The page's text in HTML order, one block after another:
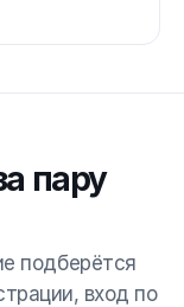
пару
подберётся
вход по